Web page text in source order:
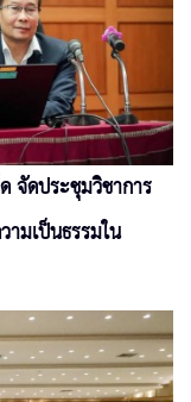
จัดประชุมวิชาการ
มเป็นธรรมใน